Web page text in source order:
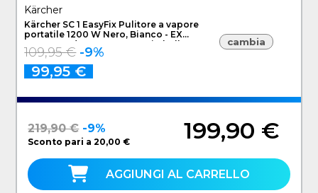
Kärcher
Kärcher SC 1 EasyFix Pulitore a vapore
portatile 1200 W Nero, Bianco - EX
DEMO prodotto nuovo con imballo
aperto
109,95 € -9%
99,95 €
cambia
219,90 € -9%
Sconto pari a 20,00 € 199,90 €
AGGIUNGI AL CARRELLO